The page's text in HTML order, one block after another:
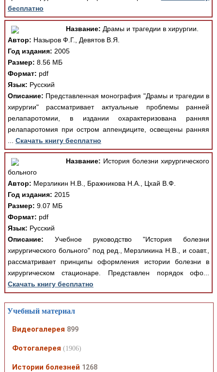
бесплатно
Название: Драмы и трагедии в хирургии.
Автор: Назыров Ф.Г., Девятов В.Я.
Год издания: 2005
Размер: 8.56 МБ
Формат: pdf
Язык: Русский
Описание: Представленная монография "Драмы и трагедии в
хирургии" рассматривает актуальные проблемы ранней
релапаротомии, в издании охарактеризована ранняя
релапаротомия при остром аппендиците, освещены ранняя
Скачать книгу бесплатно
Название: История болезни хирургического
больного
Автор: Мерзликин Н.В., Бражникова Н.А., Цхай В.Ф.
Год издания: 2015
Размер: 9.07 МБ
Формат: pdf
Язык: Русский
Описание: Учебное руководство "История болезни
хирургического больного" под ред., Мерзликина Н.В., и соавт.,
рассматривает принципы оформления истории болезни в
хирургическом стационаре. Представлен порядок офо...
Скачать книгу бесплатно
Учебный материал
Видеогалерея 899
Фотогалерея (1906)
Истории болезней 1268